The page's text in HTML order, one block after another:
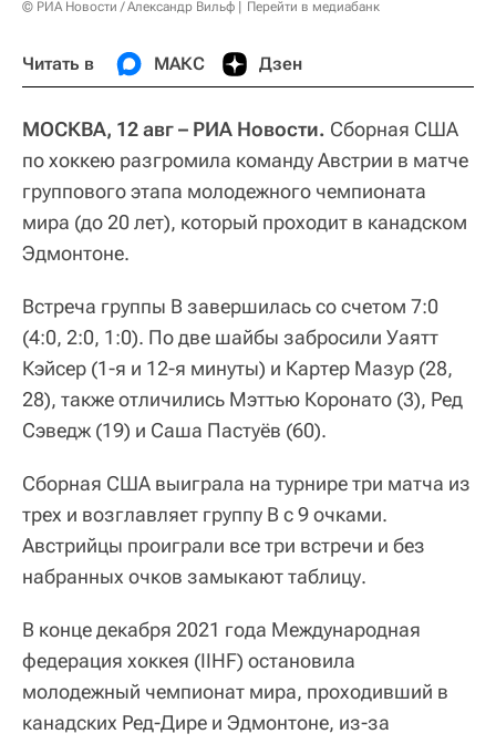
© РИА Новости / Александр Вильф Перейти в медиабанк
Читать в МАКС Дзен
МОСКВА, 12 авг – РИА Новости. Сборная США
по хоккею разгромила команду Австрии в матче
группового этапа молодежного чемпионата
мира (до 20 лет), который проходит в канадском
Эдмонтоне.
Встреча группы В завершилась со счетом 7:0
(4:0, 2:0, 1:0). По две шайбы забросили Уаятт
Кэйсер (1-я и 12-я минуты) и Картер Мазур (28,
28), также отличились Мэттью Коронато (3), Ред
Сэведж (19) и Саша Пастуёв (60).
Сборная США выиграла на турнире три матча из
трех и возглавляет группу В с 9 очками.
Австрийцы проиграли все три встречи и без
набранных очков замыкают таблицу.
В конце декабря 2021 года Международная
федерация хоккея (IIHF) остановила
молодежный чемпионат мира, проходивший в
канадских Ред-Дире и Эдмонтоне, из-за